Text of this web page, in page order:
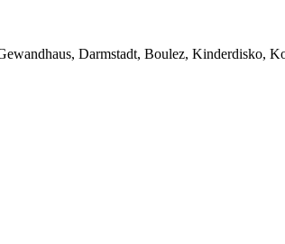
Darmstadt, Boulez, Kinderdisko,